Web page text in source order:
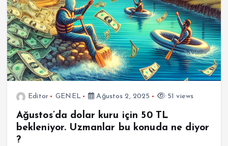
Editor GENEL Ağustos 2, 2025 51 views
Ağustos’da dolar kuru için 50 TL
bekleniyor. Uzmanlar bu konuda ne diyor
?